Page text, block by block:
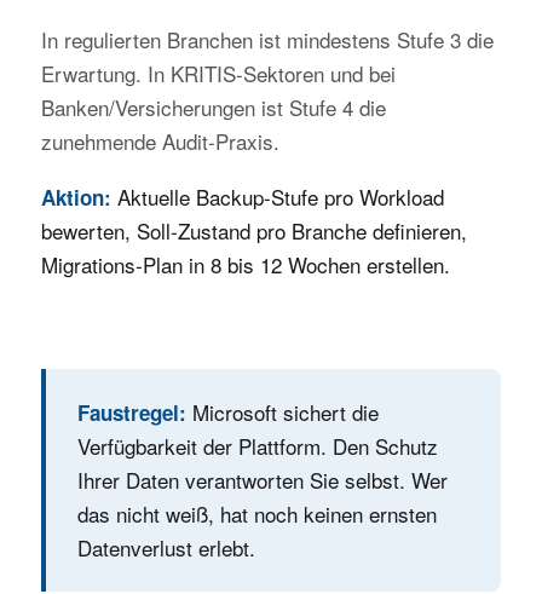
In regulierten Branchen ist mindestens Stufe 3 die
Erwartung. In KRITIS-Sektoren und bei
Banken/Versicherungen ist Stufe 4 die
zunehmende Audit-Praxis.
Aktion: Aktuelle Backup-Stufe pro Workload
bewerten, Soll-Zustand pro Branche definieren,
Migrations-Plan in 8 bis 12 Wochen erstellen.
Faustregel: Microsoft sichert die
Verfügbarkeit der Plattform. Den Schutz
Ihrer Daten verantworten Sie selbst. Wer
das nicht weiß, hat noch keinen ernsten
Datenverlust erlebt.